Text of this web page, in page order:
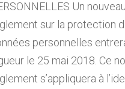
Un nouveau
sur la protection
personnelles
le 25 mai 2018. Ce
s’appliquera à